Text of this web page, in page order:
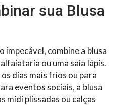
sua Blusa
impecável, combine a blusa
ou uma saia lápis.
dias mais frios ou para
eventos sociais, a blusa
midi plissadas ou calças